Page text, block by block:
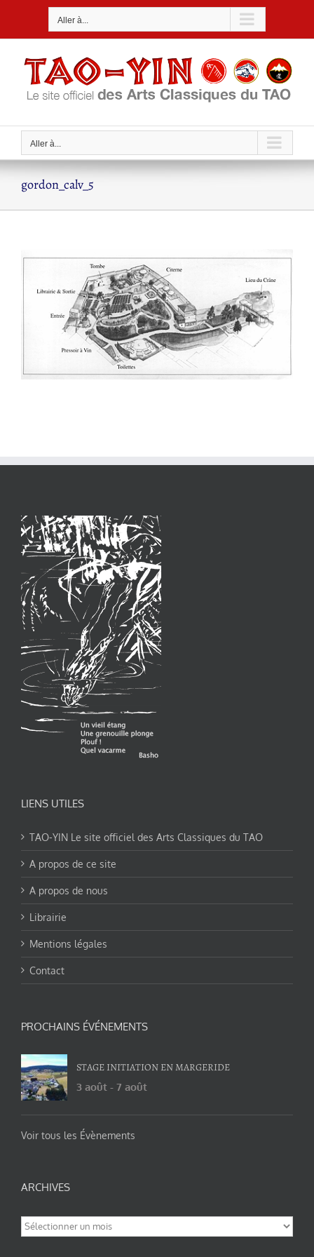
Aller à...
Aller à...
gordon_calv_5
LIENS UTILES
TAO-YIN Le site officiel des Arts Classiques du TAO
A propos de ce site
A propos de nous
Librairie
Mentions légales
Contact
PROCHAINS ÉVÉNEMENTS
STAGE INITIATION EN MARGERIDE
3 août - 7 août
Voir tous les Évènements
ARCHIVES
Archives